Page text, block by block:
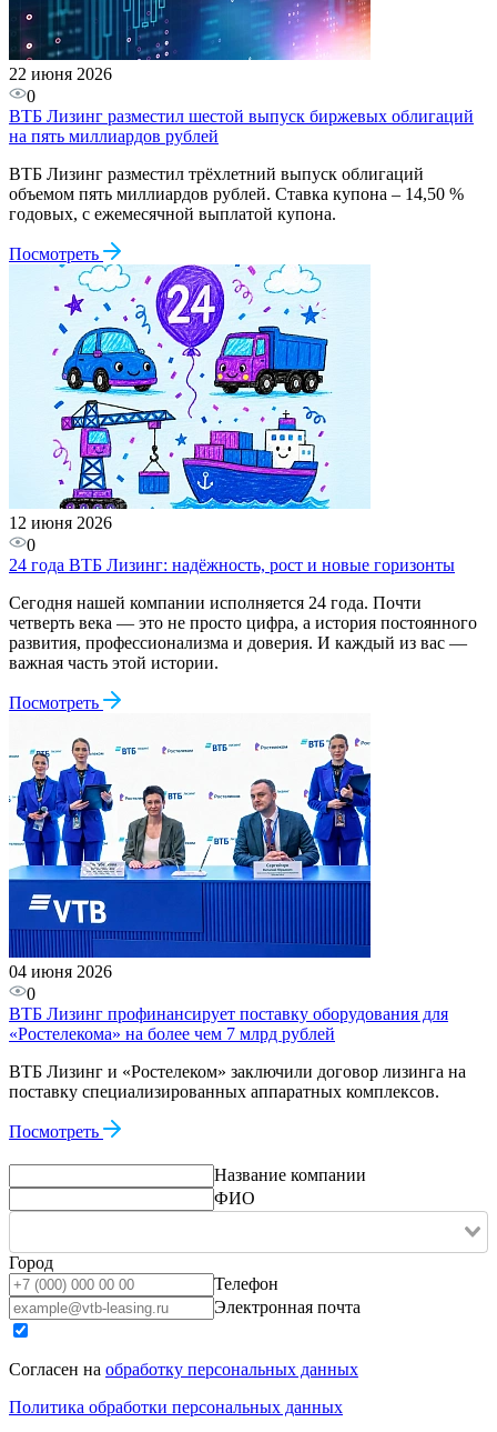
22 июня 2026
0
ВТБ Лизинг разместил шестой выпуск биржевых облигаций
на пять миллиардов рублей
ВТБ Лизинг разместил трёхлетний выпуск облигаций
объемом пять миллиардов рублей. Ставка купона – 14,50 %
годовых, с ежемесячной выплатой купона.
Посмотреть
12 июня 2026
0
24 года ВТБ Лизинг: надёжность, рост и новые горизонты
Сегодня нашей компании исполняется 24 года. Почти
четверть века — это не просто цифра, а история постоянного
развития, профессионализма и доверия. И каждый из вас —
важная часть этой истории.
Посмотреть
04 июня 2026
0
ВТБ Лизинг профинансирует поставку оборудования для
«Ростелекома» на более чем 7 млрд рублей
ВТБ Лизинг и «Ростелеком» заключили договор лизинга на
поставку специализированных аппаратных комплексов.
Посмотреть
Название компании
ФИО
Город
Телефон
Электронная почта
Согласен на обработку персональных данных
Политика обработки персональных данных